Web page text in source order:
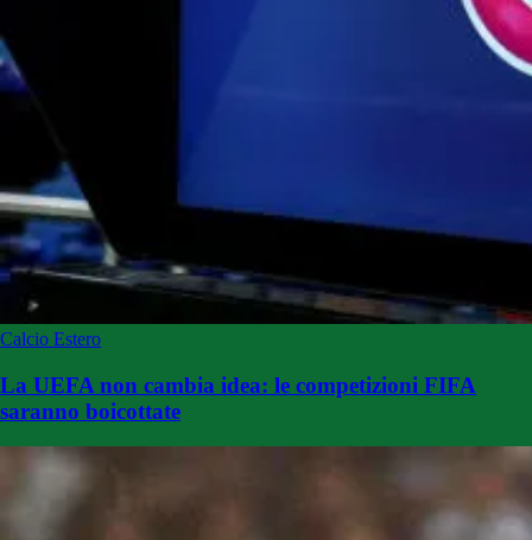
Calcio Estero
La UEFA non cambia idea: le competizioni FIFA
saranno boicottate